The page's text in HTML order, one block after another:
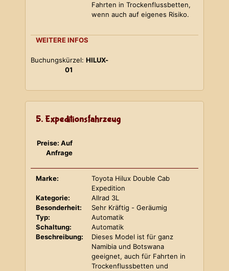
Fahrten in Trockenflussbetten,
wenn auch auf eigenes Risiko.
WEITERE INFOS
Buchungskürzel: HILUX-
01
5. Expeditionsfahrzeug
Preise: Auf
Anfrage
Marke:
Toyota Hilux Double Cab
Expedition
Kategorie:
Allrad 3L
Besonderheit:
Sehr Kräftig - Geräumig
Typ:
Automatik
Schaltung:
Automatik
Beschreibung:
Dieses Model ist für ganz
Namibia und Botswana
geeignet, auch für Fahrten in
Trockenflussbetten und